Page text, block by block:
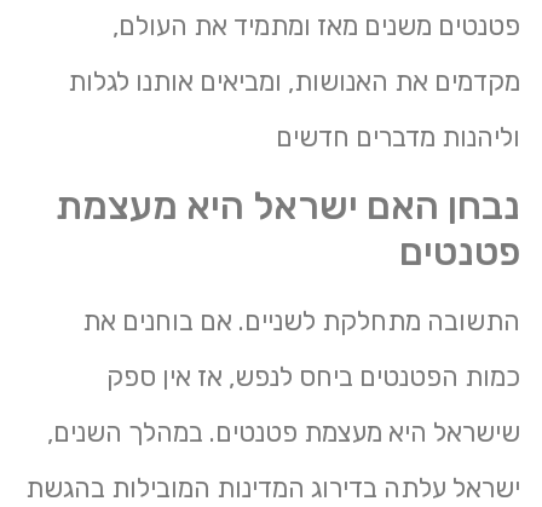
פטנטים משנים מאז ומתמיד את העולם,
מקדמים את האנושות, ומביאים אותנו לגלות
וליהנות מדברים חדשים
נבחן האם ישראל היא מעצמת
פטנטים
התשובה מתחלקת לשניים. אם בוחנים את
כמות הפטנטים ביחס לנפש, אז אין ספק
שישראל היא מעצמת פטנטים. במהלך השנים,
ישראל עלתה בדירוג המדינות המובילות בהגשת